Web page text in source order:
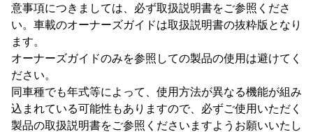
意事項につきましては、必ず取扱説明書をご参照くださ
い。車載のオーナーズガイドは取扱説明書の抜粋版となり
ます。
オーナーズガイドのみを参照しての製品の使用は避けてく
ださい。
同車種でも年式等によって、使用方法が異なる機能が組み
込まれている可能性もありますので、必ずご使用いただく
製品の取扱説明書をご参照くださいますようお願いいたし